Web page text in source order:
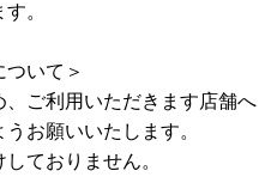
。
いて＞
ご利用いただきます店舗へ
お願いいたします。
ておりません。